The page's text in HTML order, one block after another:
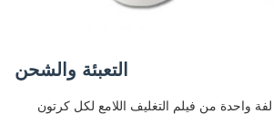
التعبئة والشحن
لفة واحدة من فيلم التغليف اللامع لكل كرتون